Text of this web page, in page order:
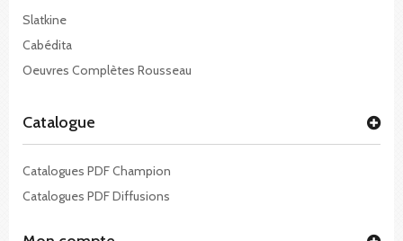
Slatkine
Cabédita
Oeuvres Complètes Rousseau
Catalogue
Catalogues PDF Champion
Catalogues PDF Diffusions